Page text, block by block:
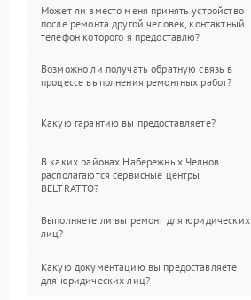
Может ли вместо меня принять устройство
после ремонта другой человек, контактный
телефон которого я предоставлю?
Возможно ли получать обратную связь в
процессе выполнения ремонтных работ?
Какую гарантию вы предоставляете?
В каких районах Набережных Челнов
располагаются сервисные центры
BELTRATTO?
Выполняете ли вы ремонт для юридических
лиц?
Какую документацию вы предоставляете
для юридических лиц?